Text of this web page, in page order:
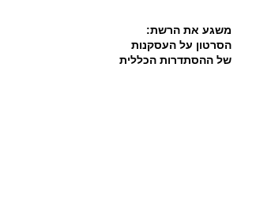
משגע את הרשת:
הסרטון על העסקנות
של ההסתדרות הכללית